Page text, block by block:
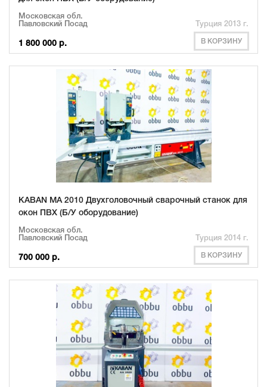
Московская обл.
Павловский Посад
Турция 2013 г.
1 800 000 р. В КОРЗИНУ
KABAN MA 2010 Двухголовочный сварочный станок для
окон ПВХ (Б/У оборудование)
Московская обл.
Павловский Посад
Турция 2014 г.
700 000 р. В КОРЗИНУ